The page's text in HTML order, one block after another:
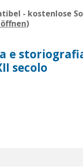
- kostenlose
)
e
secolo